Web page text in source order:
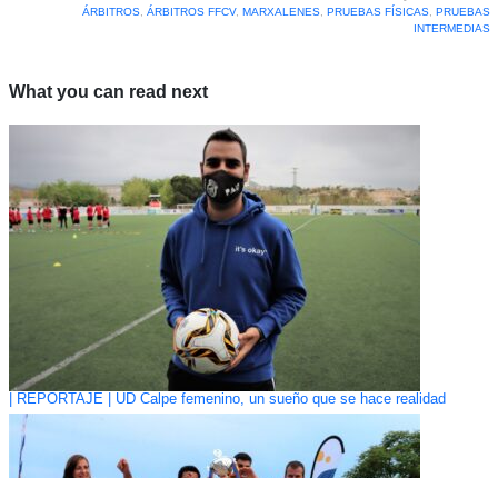
ÁRBITROS, ÁRBITROS FFCV, MARXALENES, PRUEBAS FÍSICAS, PRUEBAS
INTERMEDIAS
What you can read next
| REPORTAJE | UD Calpe femenino, un sueño que se hace realidad